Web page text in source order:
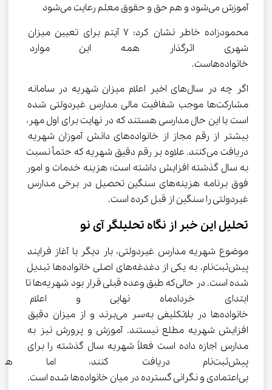
آموزش می‌شود و هم حق و حقوق معلم رعایت می‌شود
محمودزاده خاطر نشان کرد: ۷ آیتم برای تعیین میزان
شهری اثرگذار همه این موارد
خانواده‌هاست.
اگر چه در سال‌های اخیر اعلام میزان شهریه در سامانه
مشارکت‌ها موجب شفافیت مالی مدارس غیردولتی شده
است با این حال مدارسی هستند که در نهایت برای اول مهر،
بیشتر از رقم مجاز از خانواده‌های دانش آموزان شهریه
دریافت می‌کنند. علاوه بر رقم دقیق شهریه که حتماً نسبت
به سال گذشته افزایش داشته است؛ هزینه خدمات و امور
فوق برنامه هزینه‌های سنگین تحصیل در برخی مدارس
غیردولتی را سنگین از قبل کرده است.
تحلیل این خبر از نگاه تحلیلگر آی نو
موضوع شهریه مدارس غیردولتی، بار دیگر با آغاز فرایند
پیش‌ثبت‌نام، به یکی از دغدغه‌های اصلی خانواده‌ها تبدیل
شده است. در حالی‌که طبق وعده قبلی قرار بود شهریه‌ها تا
ابتدای خردادماه نهایی و
خانواده‌ها در بلاتکلیفی به‌سر می‌برند و از میزان دقیق
افزایش شهریه مطلع نیستند. آموزش و پرورش نیز به
مدارس اجازه داده است فعلاً شهریه سال گذشته را برای
پیش‌ثبت‌نام دریافت کنند،
بی‌اعتمادی و نگرانی گسترده در میان خانواده‌ها شده است.